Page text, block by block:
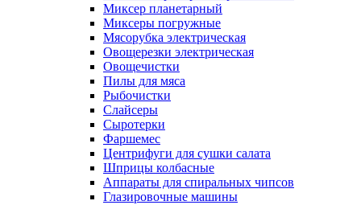
Миксер планетарный
Миксеры погружные
Мясорубка электрическая
Овощерезки электрическая
Овощечистки
Пилы для мяса
Рыбочистки
Слайсеры
Сыротерки
Фаршемес
Центрифуги для сушки салата
Шприцы колбасные
Аппараты для спиральных чипсов
Глазировочные машины